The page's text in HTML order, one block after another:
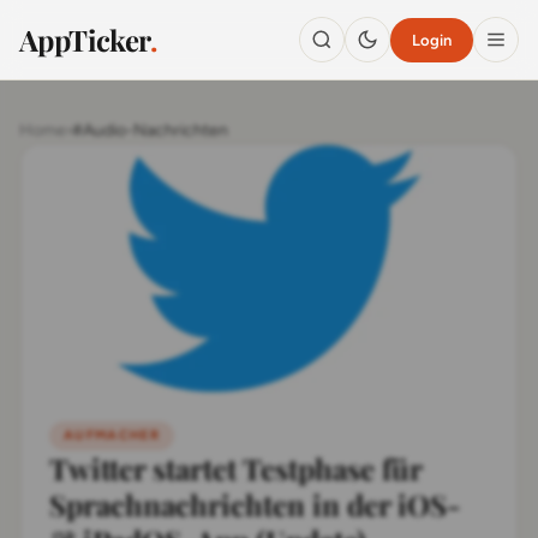
AppTicker. Login
Home #Audio-Nachrichten
AUFMACHER
Twitter startet Testphase für
Sprachnachrichten in der iOS-